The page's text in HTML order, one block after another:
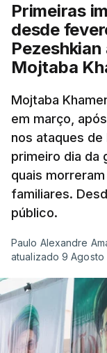
Primeiras
desde
Mojtaba
Mojtaba
em março,
nos ataques de
primeiro dia da
quais
familiares.
público.
Paulo Alexandre
atualizado 9 Agosto